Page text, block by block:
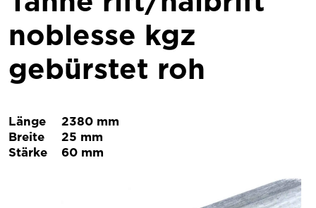
noblesse kgz
gebürstet roh
Länge
2380 mm
Breite
25 mm
Stärke
60 mm